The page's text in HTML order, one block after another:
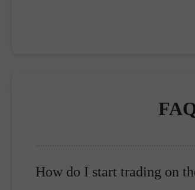
How do I start trading on